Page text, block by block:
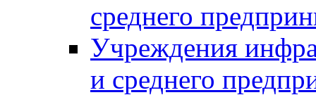
среднего
Учреждения
и среднего